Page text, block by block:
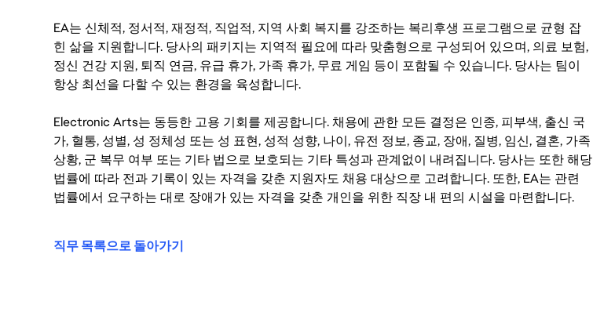
EA는 신체적, 정서적, 재정적, 직업적, 지역 사회 복지를 강조하는 복리후생 프로그램으로 균형 잡
힌 삶을 지원합니다. 당사의 패키지는 지역적 필요에 따라 맞춤형으로 구성되어 있으며, 의료 보험,
정신 건강 지원, 퇴직 연금, 유급 휴가, 가족 휴가, 무료 게임 등이 포함될 수 있습니다. 당사는 팀이
항상 최선을 다할 수 있는 환경을 육성합니다.
Electronic Arts는 동등한 고용 기회를 제공합니다. 채용에 관한 모든 결정은 인종, 피부색, 출신 국
가, 혈통, 성별, 성 정체성 또는 성 표현, 성적 성향, 나이, 유전 정보, 종교, 장애, 질병, 임신, 결혼, 가족
상황, 군 복무 여부 또는 기타 법으로 보호되는 기타 특성과 관계없이 내려집니다. 당사는 또한 해당
법률에 따라 전과 기록이 있는 자격을 갖춘 지원자도 채용 대상으로 고려합니다. 또한, EA는 관련
법률에서 요구하는 대로 장애가 있는 자격을 갖춘 개인을 위한 직장 내 편의 시설을 마련합니다.
직무 목록으로 돌아가기